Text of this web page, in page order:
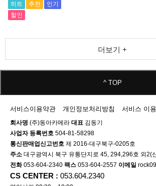
히트 추천
인기
할인
더보기 +
^ TOP
서비스이용약관 개인정보처리방침 서비스 이
회사명 (주)동아카메라 대표 김동기
사업자 등록번호 504-81-58298
통신판매업신고번호 제 2016-대구북구-0205호
주소 대구광역시 북구 유통단지로 45, 294,296호 외2(
전화053-604-2340 팩스 053-604-2557 이메일
CS CENTER : 053.604.2340